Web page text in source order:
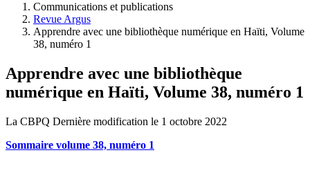
Communications et publications
Revue Argus
Apprendre avec une bibliothèque numérique en Haïti, Volume
38, numéro 1
Apprendre avec une bibliothèque
numérique en Haïti, Volume 38, numéro 1
La CBPQ Dernière modification le 1 octobre 2022
Sommaire volume 38, numéro 1